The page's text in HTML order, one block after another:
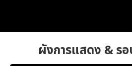
ผังการแสดง & ร